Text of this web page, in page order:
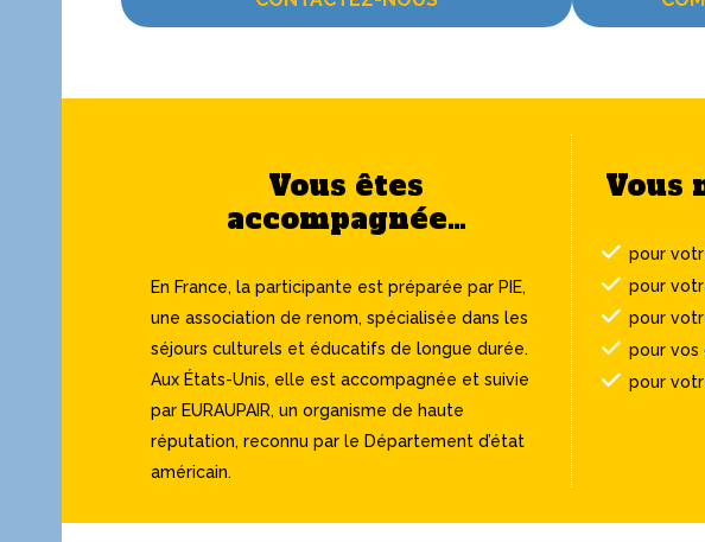
Vous êtes
accompagnée…
En France, la participante est préparée par PIE,
une association de renom, spécialisée dans les
séjours culturels et éducatifs de longue durée.
Aux États-Unis, elle est accompagnée et suivie
par EURAUPAIR, un organisme de haute
réputation, reconnu par le Département d’état
américain.
Vous
pour
pour
pour
pour vos
pour